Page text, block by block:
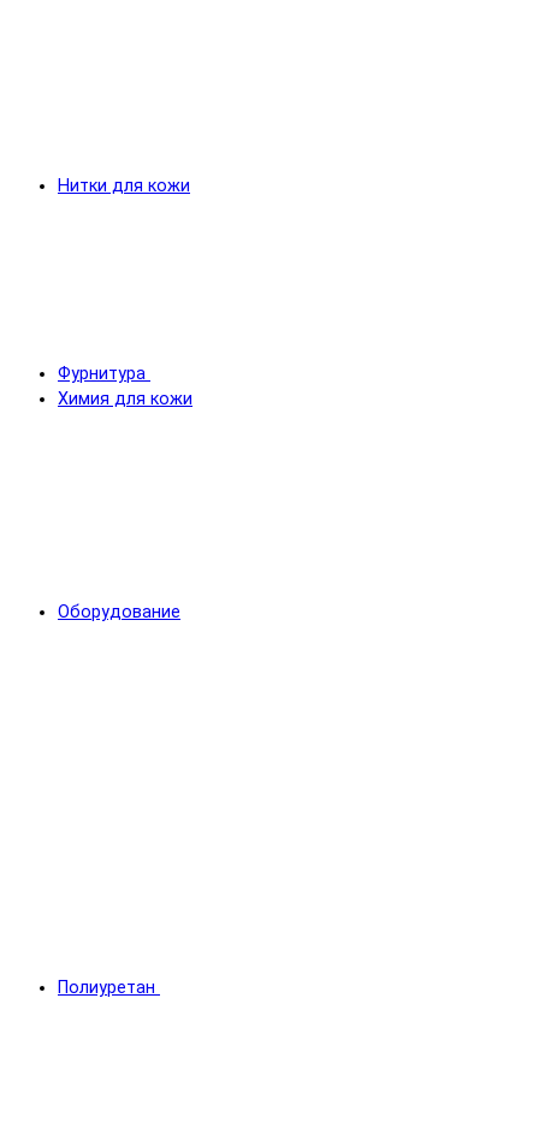
Нитки для кожи
Фурнитура
Химия для кожи
Оборудование
Полиуретан